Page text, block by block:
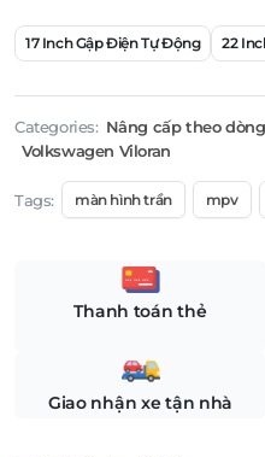
17 Inch Gập Điện Tự Động 22
Categories: Nâng cấp theo
Volkswagen Viloran
Tags: màn hình trần mpv
Thanh toán thẻ
Giao nhận xe tận nhà